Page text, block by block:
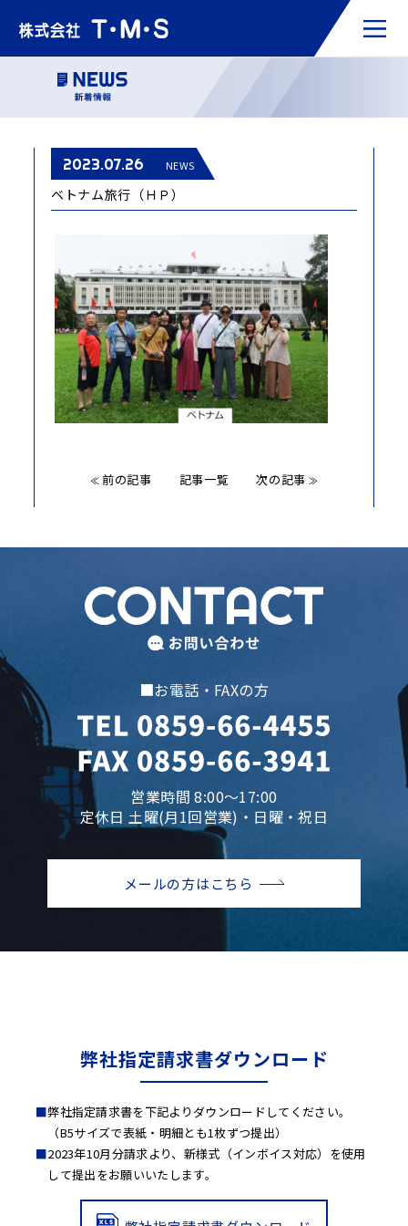
2023.07.26 NEWS
ベトナム旅行（ＨＰ）
≪ 前の記事 記事一覧 次の記事 ≫
■お電話・FAXの方
営業時間 8:00～17:00
定休日 土曜(月1回営業)・日曜・祝日
メールの方はこちら
弊社指定請求書ダウンロード
弊社指定請求書を下記よりダウンロードしてください。
（B5サイズで表紙・明細とも1枚ずつ提出）
2023年10月分請求より、新様式（インボイス対応）を使用
して提出をお願いいたします。